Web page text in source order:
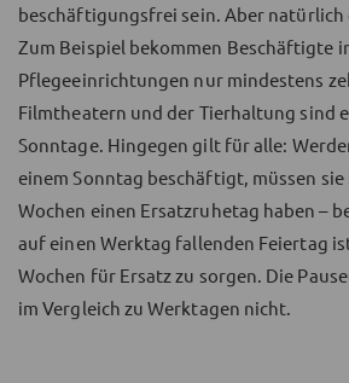
beschäftigungsfrei sein. Aber natürlich
Zum Beispiel bekommen Beschäftigte
Pflegeeinrichtungen nur mindestens
Filmtheatern und der Tierhaltung sind
Sonntage. Hingegen gilt für alle:
einem Sonntag beschäftigt, müssen
Wochen einen Ersatzruhetag haben –
auf einen Werktag fallenden Feiertag
Wochen für Ersatz zu sorgen. Die
im Vergleich zu Werktagen nicht.